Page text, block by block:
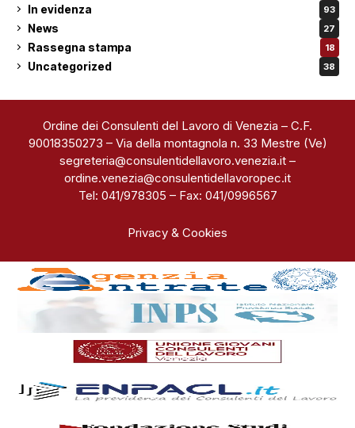
In evidenza 93
News 27
Rassegna stampa 18
Uncategorized 38
Ordine dei Consulenti del Lavoro di Venezia – C.F.
90018350273 – Via della montagnola n. 33 Mestre (Ve)
segreteria@consulentidellavoro.venezia.it –
ordine.venezia@consulentidellavoropec.it
Tel: 041/978305 – Fax: 041/0996567
Privacy & Cookies